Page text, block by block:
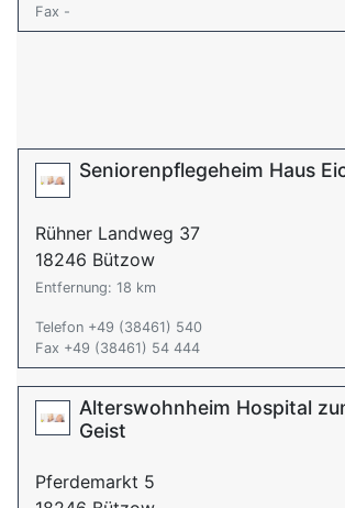
Fax -
Seniorenpflegeheim Haus
Rühner Landweg 37
18246 Bützow
Entfernung: 18 km
Telefon +49 (38461) 540
Fax +49 (38461) 54 444
Alterswohnheim Hospital
Geist
Pferdemarkt 5